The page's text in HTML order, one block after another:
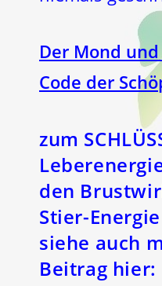
Der Mond
Code der
zum
den
Stier-
siehe auch
Beitrag hier: